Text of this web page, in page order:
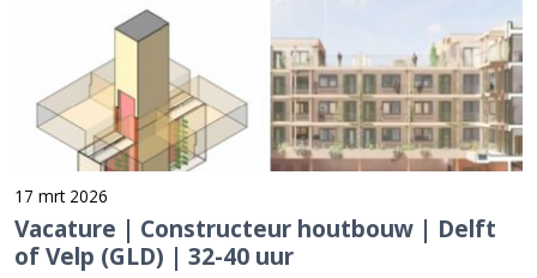
17 mrt 2026
Vacature | Constructeur houtbouw | Delft
of Velp (GLD) | 32-40 uur